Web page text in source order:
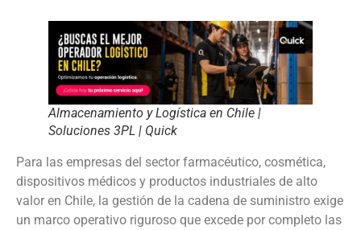
Almacenamiento y Logística en Chile |
Soluciones 3PL | Quick
Para las empresas del sector farmacéutico, cosmética,
dispositivos médicos y productos industriales de alto
valor en Chile, la gestión de la cadena de suministro exige
un marco operativo riguroso que excede por completo las